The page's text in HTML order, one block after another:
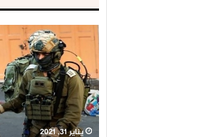
العدو
الإسرائيلي
اعتقل
543
طفلا
فلسطينيا
خلال
يناير 31, 2021